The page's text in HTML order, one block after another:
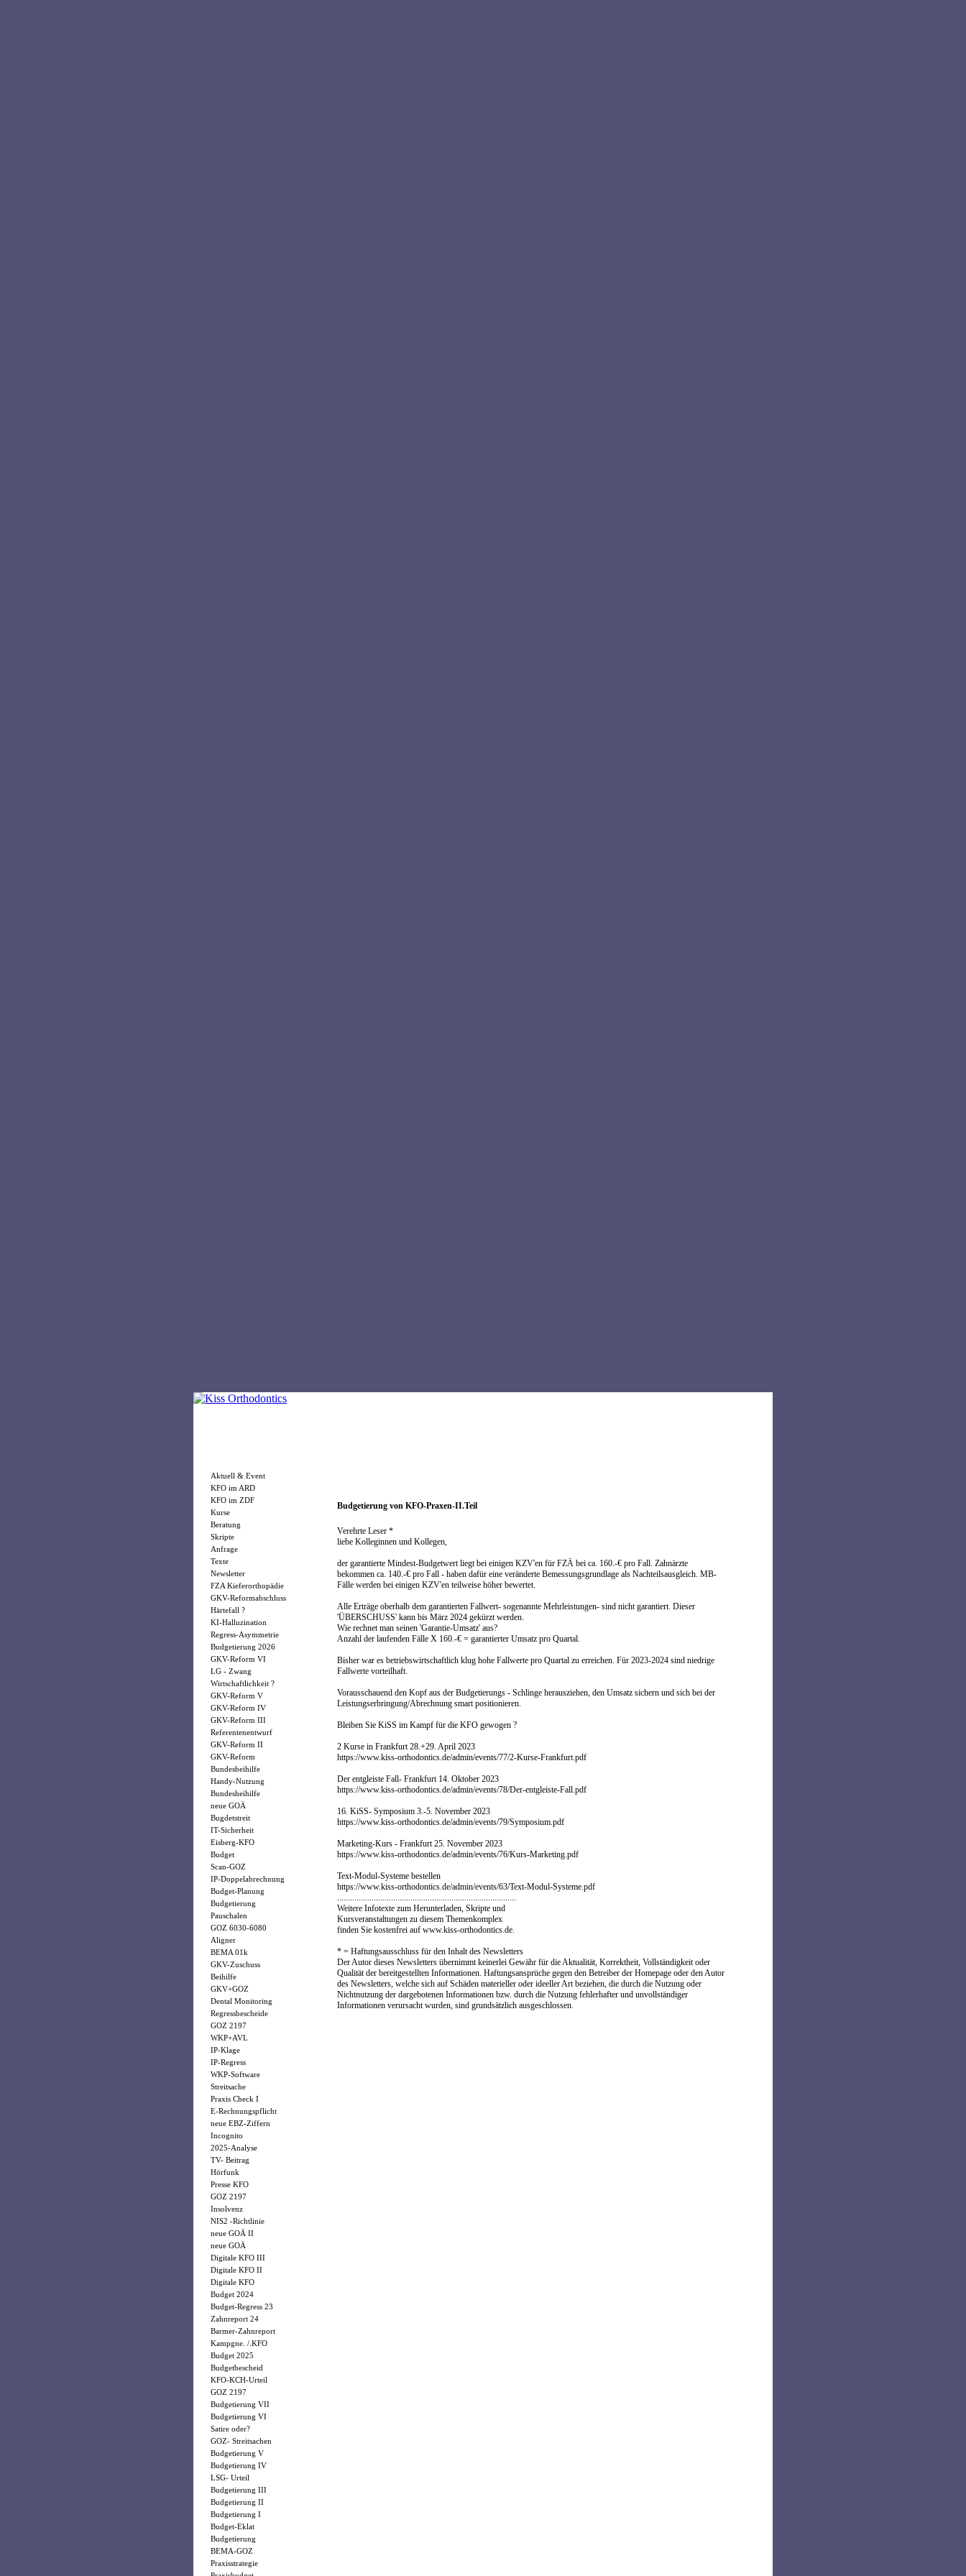
Aktuell & Event
KFO im ARD
KFO im ZDF
Kurse
Beratung
Skripte
Anfrage
Texte
Newsletter
FZA Kieferorthopädie
GKV-Reformabschluss
Härtefall ?
KI-Halluzination
Regress-Asymmetrie
Budgetierung 2026
GKV-Reform VI
LG - Zwang
Wirtschaftlichkeit ?
GKV-Reform V
GKV-Reform IV
GKV-Reform III
Referentenentwurf
GKV-Reform II
GKV-Reform
Bundesbeihilfe
Handy-Nutzung
Bundesheihilfe
neue GOÄ
Bugdetstreit
IT-Sicherheit
Eisberg-KFO
Budget
Scan-GOZ
IP-Doppelabrechnung
Budget-Planung
Budgetierung
Pauschalen
GOZ 6030-6080
Aligner
BEMA 01k
GKV-Zuschuss
Beihilfe
GKV+GOZ
Dental Monitoring
Regressbescheide
GOZ 2197
WKP+AVL
IP-Klage
IP-Regress
WKP-Software
Streitsache
Praxis Check I
E-Rechnungspflicht
neue EBZ-Ziffern
Incognito
2025-Analyse
TV- Beitrag
Hörfunk
Presse KFO
GOZ 2197
Insolvenz
NIS2 -Richtlinie
neue GOÄ II
neue GOÄ
Digitale KFO III
Digitale KFO II
Digitale KFO
Budget 2024
Budget-Regress 23
Zahnreport 24
Barmer-Zahnreport
Kampgne. /.KFO
Budget 2025
Budgetbescheid
KFO-KCH-Urteil
GOZ 2197
Budgetierung VII
Budgetierung VI
Satire oder?
GOZ- Streitsachen
Budgetierung V
Budgetierung IV
LSG- Urteil
Budgetierung III
Budgetierung II
Budgetierung I
Budget-Eklat
Budgetierung
BEMA-GOZ
Praxisstrategie
Budgetierung von KFO-Praxen-II.Teil
Verehrte Leser *
liebe Kolleginnen und Kollegen,
der garantierte Mindest-Budgetwert liegt bei einigen KZV'en für FZÄ bei ca. 160.-€ pro Fall. Zahnärzte
bekommen ca. 140.-€ pro Fall - haben dafür eine veränderte Bemessungsgrundlage als Nachteilsausgleich. MB-
Fälle werden bei einigen KZV'en teilweise höher bewertet.
Alle Erträge oberhalb dem garantierten Fallwert- sogenannte Mehrleistungen- sind nicht garantiert. Dieser
'ÜBERSCHUSS' kann bis März 2024 gekürzt werden.
Wie rechnet man seinen 'Garantie-Umsatz' aus?
Anzahl der laufenden Fälle X 160.-€ = garantierter Umsatz pro Quartal.
Bisher war es betriebswirtschaftlich klug hohe Fallwerte pro Quartal zu erreichen. Für 2023-2024 sind niedrige
Fallwerte vorteilhaft.
Vorausschauend den Kopf aus der Budgetierungs - Schlinge herausziehen, den Umsatz sichern und sich bei der
Leistungserbringung/Abrechnung smart positionieren.
Bleiben Sie KiSS im Kampf für die KFO gewogen ?
2 Kurse in Frankfurt 28.+29. April 2023
https://www.kiss-orthodontics.de/admin/events/77/2-Kurse-Frankfurt.pdf
Der entgleiste Fall- Frankfurt 14. Oktober 2023
https://www.kiss-orthodontics.de/admin/events/78/Der-entgleiste-Fall.pdf
16. KiSS- Symposium 3.-5. November 2023
https://www.kiss-orthodontics.de/admin/events/79/Symposium.pdf
Marketing-Kurs - Frankfurt 25. November 2023
https://www.kiss-orthodontics.de/admin/events/76/Kurs-Marketing.pdf
Text-Modul-Systeme bestellen
https://www.kiss-orthodontics.de/admin/events/63/Text-Modul-Systeme.pdf
...................................................................................
Weitere Infotexte zum Herunterladen, Skripte und
Kursveranstaltungen zu diesem Themenkomplex
finden Sie kostenfrei auf www.kiss-orthodontics.de.
* = Haftungsausschluss für den Inhalt des Newsletters
Der Autor dieses Newsletters übernimmt keinerlei Gewähr für die Aktualität, Korrektheit, Vollständigkeit oder
Qualität der bereitgestellten Informationen. Haftungsansprüche gegen den Betreiber der Homepage oder den Autor
des Newsletters, welche sich auf Schäden materieller oder ideeller Art beziehen, die durch die Nutzung oder
Nichtnutzung der dargebotenen Informationen bzw. durch die Nutzung fehlerhafter und unvollständiger
Informationen verursacht wurden, sind grundsätzlich ausgeschlossen.